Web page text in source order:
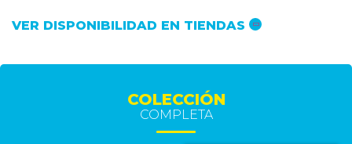
VER DISPONIBILIDAD EN TIENDAS
COLECCIÓN
COMPLETA